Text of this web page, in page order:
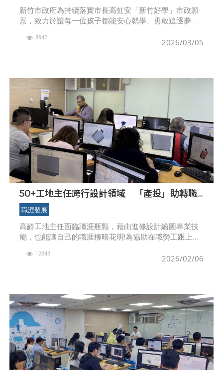
新竹市政府為持續落實市長高虹安「新竹好學」市政願
景，致力於讓每一位孩子都能安心就學、勇敢追逐夢
協助學生穩定就學，讓教育成為孩子開創未來的重要力
2026/03/05
8942
50+工地主任跨行設計領域 「產投」助轉職
開啟新職涯
職涯發展
高齡工地主任面臨職涯瓶頸，藉由進修設計繪圖專業技
能，也能讓自己的職涯柳暗花明!為協助在職勞工跟上產
業人才投資方案」，提供每位勞工3年內最高10萬元訓練
2026/02/06
12843